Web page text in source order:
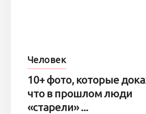
Человек
10+ фото, которые
что в прошлом люди
«старели» ...